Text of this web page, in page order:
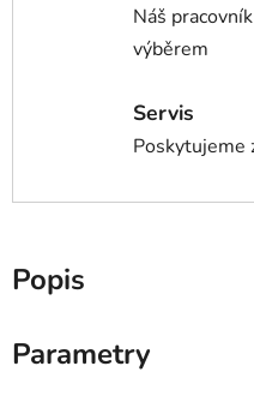
Náš
výběrem
Servis
Poskytujeme
Popis
Parametry